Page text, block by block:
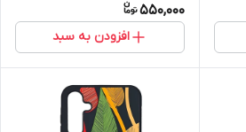
A16 4G / A16 5G
550,000
افزودن به سبد